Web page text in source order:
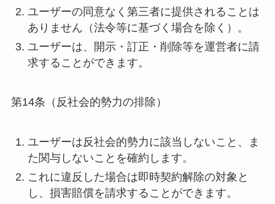
ユーザーの同意なく第三者に提供されることは
ありません（法令等に基づく場合を除く）。
ユーザーは、開示・訂正・削除等を運営者に請
求することができます。
第14条（反社会的勢力の排除）
ユーザーは反社会的勢力に該当しないこと、ま
た関与しないことを確約します。
これに違反した場合は即時契約解除の対象と
し、損害賠償を請求することができます。